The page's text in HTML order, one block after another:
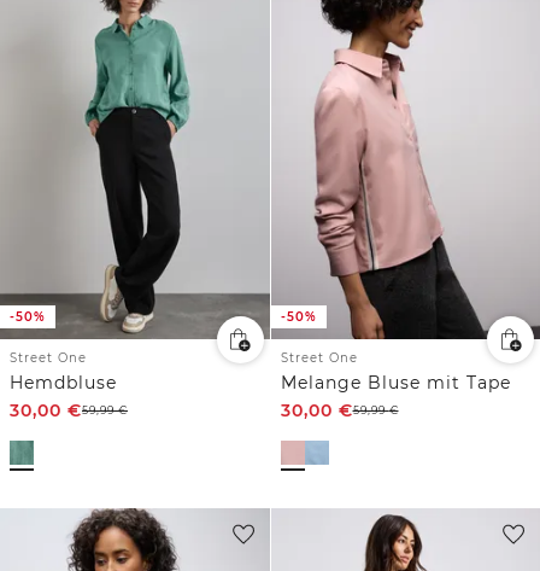
-50%
Street One
Hemdbluse
30,00 €59,99€
-50%
Street One
Melange Bluse mit Tape
30,00 €59,99€